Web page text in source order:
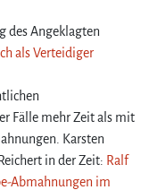
des Angeklagten
als Verteidiger
Fälle mehr Zeit als mit
Karsten
in der Zeit: Ralf
Abmahnungen im